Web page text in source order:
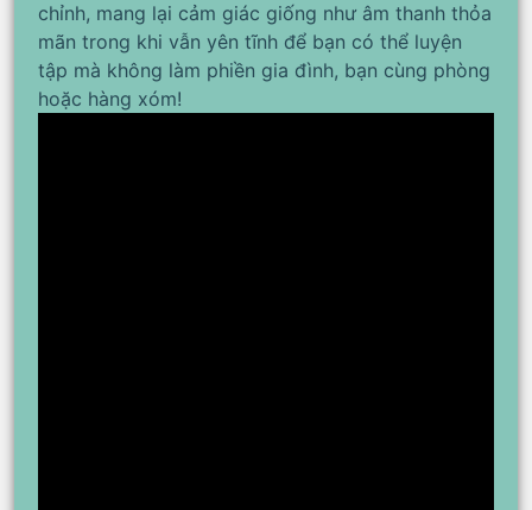
chỉnh, mang lại cảm giác giống như âm thanh thỏa
mãn trong khi vẫn yên tĩnh để bạn có thể luyện
tập mà không làm phiền gia đình, bạn cùng phòng
hoặc hàng xóm!